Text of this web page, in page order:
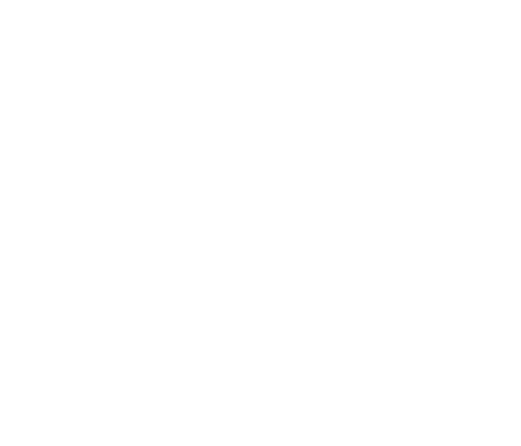
a un amigo
página
al autor
la foto de esta receta